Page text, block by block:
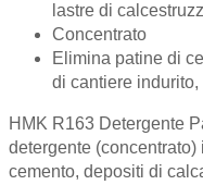
lastre di
Concentrato
Elimina patine di
di cantiere
HMK R163 Detergente
detergente
cemento, depositi di